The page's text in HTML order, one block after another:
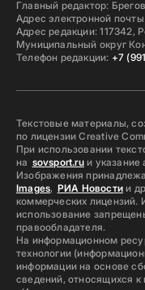
Главный редактор:
Адрес электронной
Адрес редакции: 117342,
Муниципальный округ
Телефон редакции: +7
Текстовые материалы,
по лицензии Creative
При использовании
на sovsport.ruи указание
Изображения
Images, РИА Новостии
коммерческих лицензий.
использование
правообладателя.
На информационном
технологии
информации на основе
сведений, относящихся к